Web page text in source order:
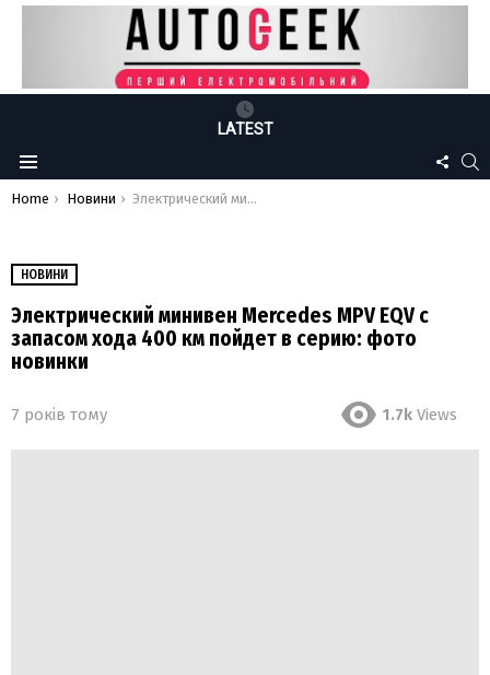
LATEST
Menu
US
You are here:
Home Новини Электрический минивен Mercedes MPV EQV с запасом хода 400 км пойдет в серию: фото новинки
НОВИНИ
Электрический минивен Mercedes MPV EQV с
запасом хода 400 км пойдет в серию: фото
новинки
7 років тому 1.7k Views